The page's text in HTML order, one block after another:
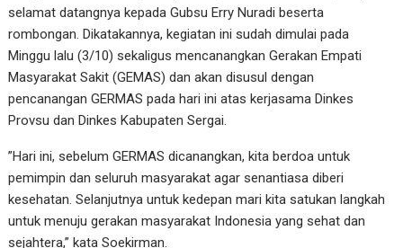
selamat datangnya kepada Gubsu Erry Nuradi beserta
rombongan. Dikatakannya, kegiatan ini sudah dimulai pada
Minggu lalu (3/10) sekaligus mencanangkan Gerakan Empati
Masyarakat Sakit (GEMAS) dan akan disusul dengan
pencanangan GERMAS pada hari ini atas kerjasama Dinkes
Provsu dan Dinkes Kabupaten Sergai.
”Hari ini, sebelum GERMAS dicanangkan, kita berdoa untuk
pemimpin dan seluruh masyarakat agar senantiasa diberi
kesehatan. Selanjutnya untuk kedepan mari kita satukan langkah
untuk menuju gerakan masyarakat Indonesia yang sehat dan
sejahtera,” kata Soekirman.